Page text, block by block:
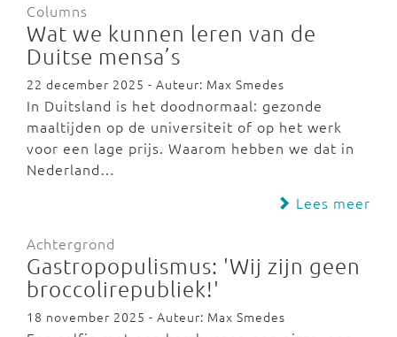
Columns
Wat we kunnen leren van de
Duitse mensa’s
22 december 2025 - Auteur: Max Smedes
In Duitsland is het doodnormaal: gezonde
maaltijden op de universiteit of op het werk
voor een lage prijs. Waarom hebben we dat in
Nederland…
Lees meer
Achtergrond
Gastropopulismus: 'Wij zijn geen
broccolirepubliek!'
18 november 2025 - Auteur: Max Smedes